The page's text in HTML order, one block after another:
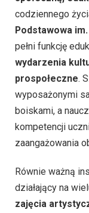
codziennego
Podstawowa
pełni funkcję
wydarzenia
prospołeczne.
wyposażonymi
boiskami, a
kompetencji
zaangażowania
Równie ważną
działający na
zajęcia